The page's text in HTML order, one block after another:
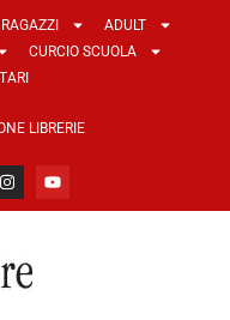
RAGAZZI
ADULT
CURCIO SCUOLA
LIBRERIE